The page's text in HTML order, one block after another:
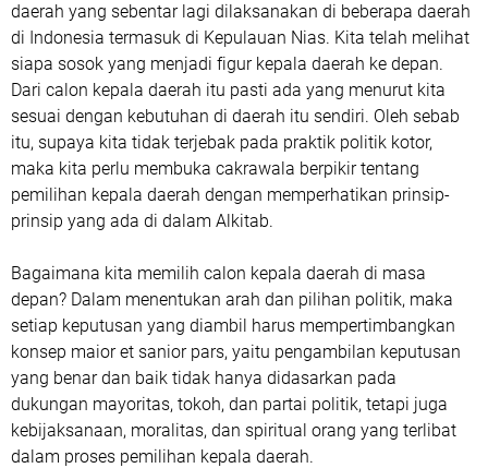
daerah yang sebentar lagi dilaksanakan di beberapa daerah
di Indonesia termasuk di Kepulauan Nias. Kita telah melihat
siapa sosok yang menjadi figur kepala daerah ke depan.
Dari calon kepala daerah itu pasti ada yang menurut kita
sesuai dengan kebutuhan di daerah itu sendiri. Oleh sebab
itu, supaya kita tidak terjebak pada praktik politik kotor,
maka kita perlu membuka cakrawala berpikir tentang
pemilihan kepala daerah dengan memperhatikan prinsip-
prinsip yang ada di dalam Alkitab.
Bagaimana kita memilih calon kepala daerah di masa
depan? Dalam menentukan arah dan pilihan politik, maka
setiap keputusan yang diambil harus mempertimbangkan
konsep maior et sanior pars, yaitu pengambilan keputusan
yang benar dan baik tidak hanya didasarkan pada
dukungan mayoritas, tokoh, dan partai politik, tetapi juga
kebijaksanaan, moralitas, dan spiritual orang yang terlibat
dalam proses pemilihan kepala daerah.